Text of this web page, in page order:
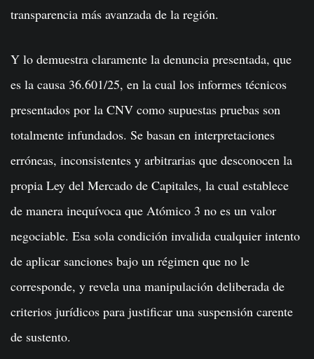
transparencia más avanzada de la región.
Y lo demuestra claramente la denuncia presentada, que
es la causa 36.601/25, en la cual los informes técnicos
presentados por la CNV como supuestas pruebas son
totalmente infundados. Se basan en interpretaciones
erróneas, inconsistentes y arbitrarias que desconocen la
propia Ley del Mercado de Capitales, la cual establece
de manera inequívoca que Atómico 3 no es un valor
negociable. Esa sola condición invalida cualquier intento
de aplicar sanciones bajo un régimen que no le
corresponde, y revela una manipulación deliberada de
criterios jurídicos para justificar una suspensión carente
de sustento.